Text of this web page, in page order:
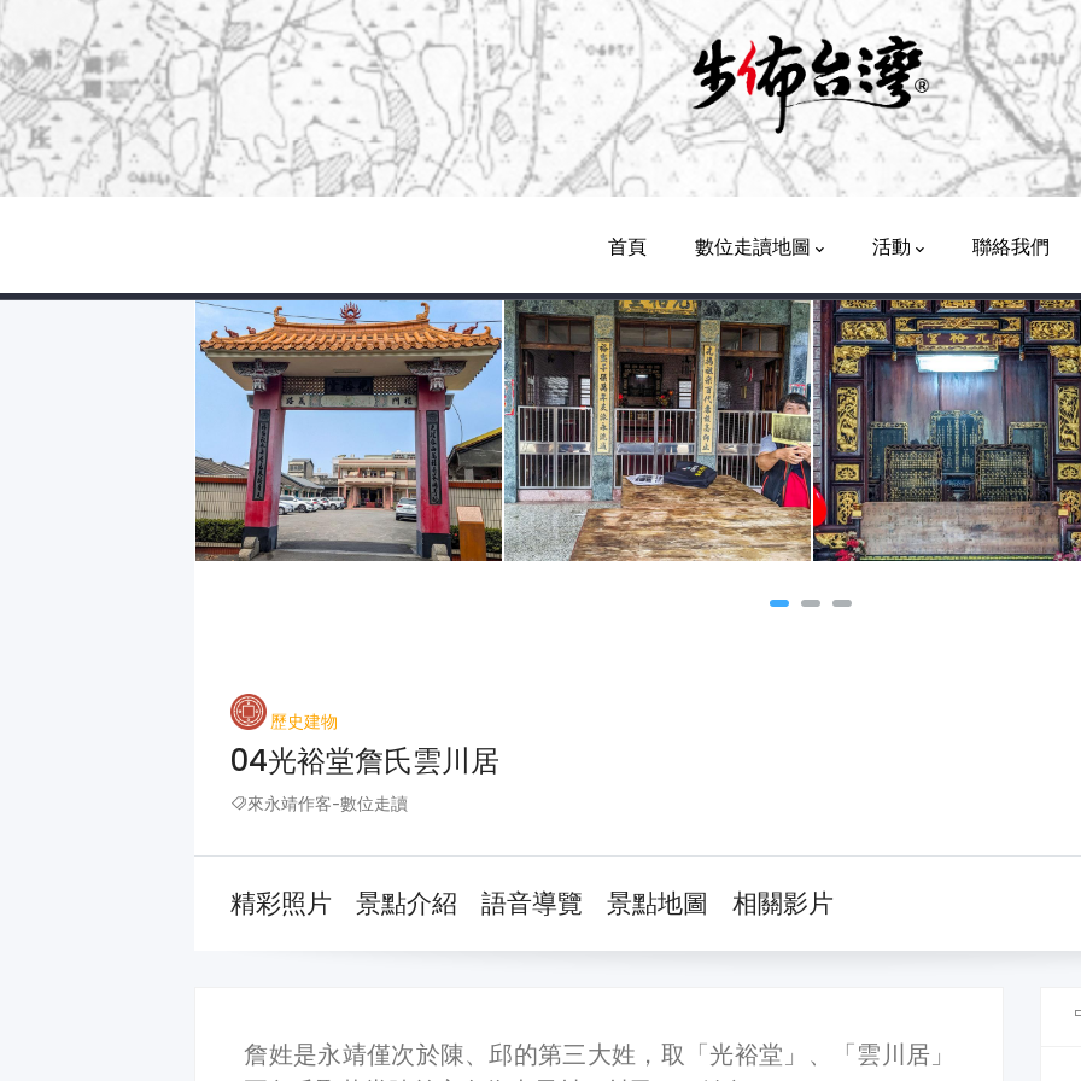
Navigation
首頁 數位走讀地圖 活動 聯絡我們
歷史建物
04光裕堂詹氏雲川居
來永靖作客-數位走讀
精彩照片 景點介紹 語音導覽 景點地圖 相關影片
詹姓是永靖僅次於陳、邱的第三大姓，取「光裕堂」、「雲川居」